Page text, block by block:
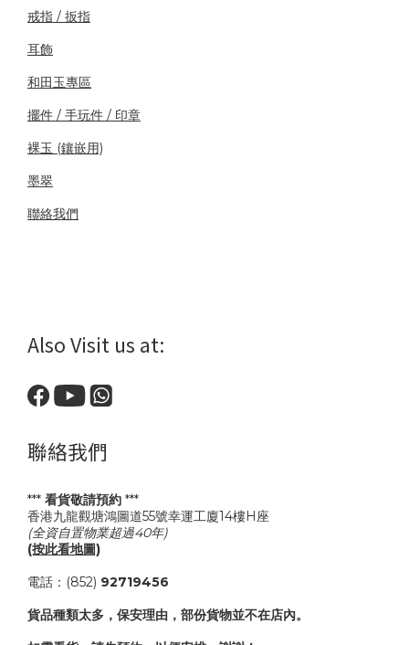
戒指 / 扳指
耳飾
和田玉專區
擺件 / 手玩件 / 印章
裸玉 (鑲嵌用)
墨翠
聯絡我們
Also Visit us at:
聯絡我們
*** 看貨敬請預約 ***
香港九龍觀塘鴻圖道55號幸運工廈14樓H座
(全資自置物業超過40年)
(按此看地圖)
電話：(852) 92719456
貨品種類太多，保安理由，部份貨物並不在店內。